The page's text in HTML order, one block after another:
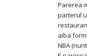
Parerea
parterul
aiba
NBA